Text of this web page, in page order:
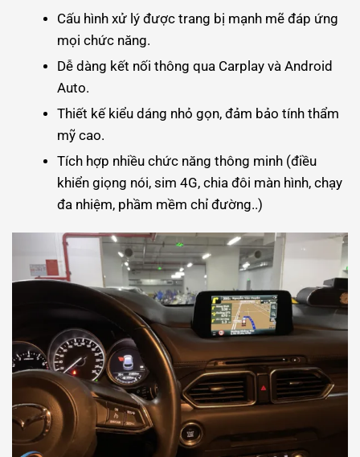
Cấu hình xử lý được trang bị mạnh mẽ đáp ứng
mọi chức năng.
Dễ dàng kết nối thông qua Carplay và Android
Auto.
Thiết kế kiểu dáng nhỏ gọn, đảm bảo tính thẩm
mỹ cao.
Tích hợp nhiều chức năng thông minh (điều
khiển giọng nói, sim 4G, chia đôi màn hình, chạy
đa nhiệm, phầm mềm chỉ đường..)